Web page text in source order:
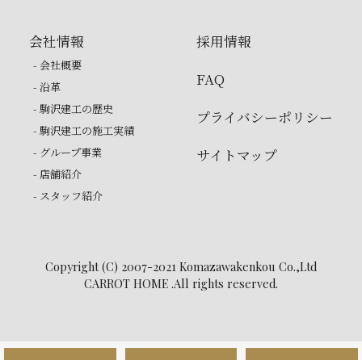
会社情報
- 会社概要
- 沿革
- 駒沢建工の歴史
- 駒沢建工の施工実績
- グループ事業
- 店舗紹介
- スタッフ紹介
採用情報
FAQ
プライバシーポリシー
サイトマップ
Copyright (C) 2007-2021 Komazawakenkou Co.,Ltd
CARROT HOME .All rights reserved.